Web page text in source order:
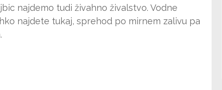
najdemo tudi živahno živalstvo. Vodne
najdete tukaj, sprehod po mirnem zalivu pa